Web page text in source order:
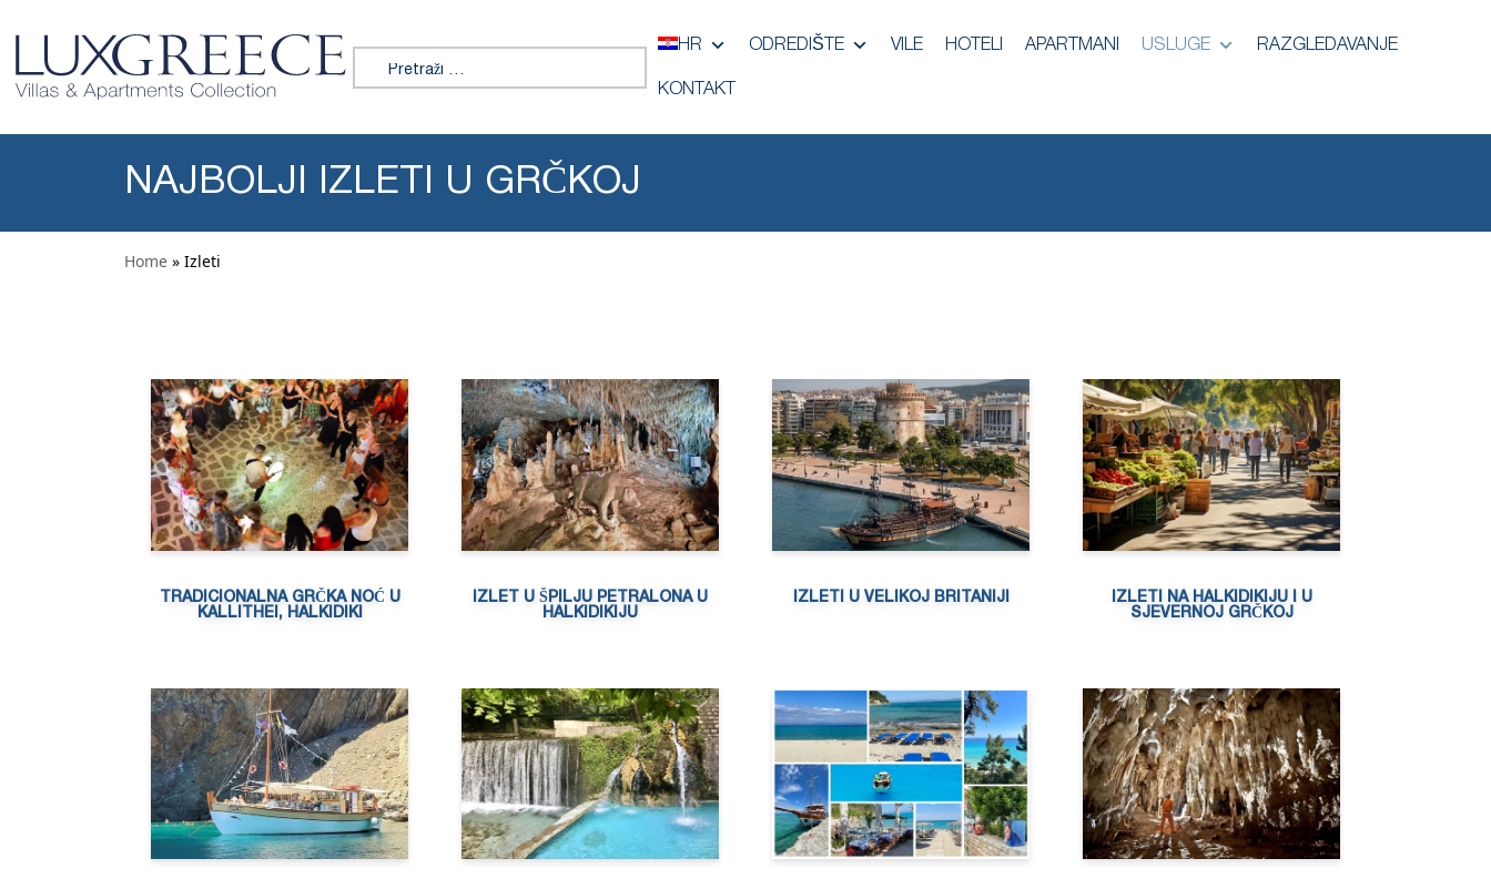
Tražiti:
HR ODREDIŠTE VILE HOTELI APARTMANI USLUGE RAZGLEDAVANJE
KONTAKT
NAJBOLJI IZLETI U GRČKOJ
Home » Izleti
TRADICIONALNA GRČKA NOĆ U
KALLITHEI, HALKIDIKI
IZLET U ŠPILJU PETRALONA U
HALKIDIKIJU
IZLETI U VELIKOJ BRITANIJI
IZLETI NA HALKIDIKIJU I U
SJEVERNOJ GRČKOJ